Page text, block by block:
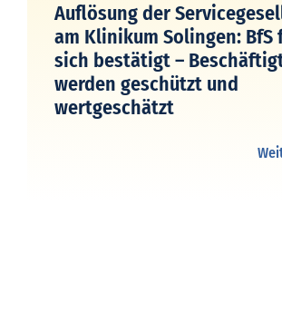
Auflösung der
am Klinikum Solingen: BfS
sich bestätigt –
werden geschützt und
wertgeschätzt